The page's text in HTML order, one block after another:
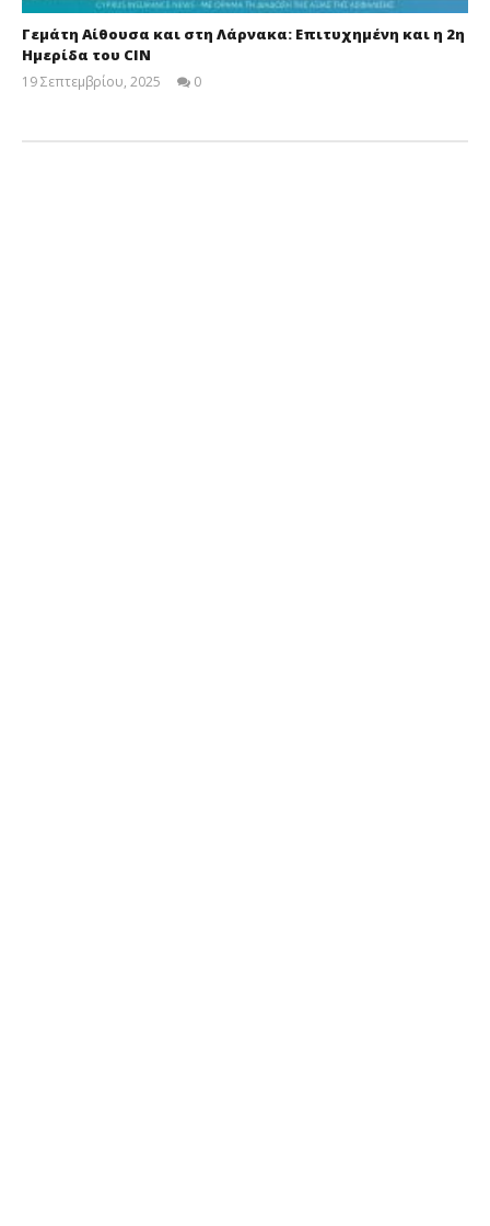
Γεμάτη Αίθουσα και στη Λάρνακα: Επιτυχημένη και η 2η
Ημερίδα του CIN
19 Σεπτεμβρίου, 2025
0